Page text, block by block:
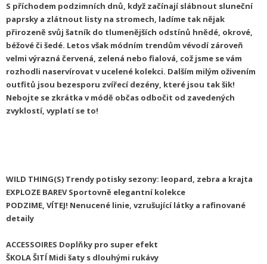
S příchodem podzimních dnů, když začínají slábnout sluneční
paprsky a zlátnout listy na stromech, ladíme tak nějak
přirozeně svůj šatník do tlumenějších odstínů hnědé, okrové,
béžové či šedé. Letos však módním trendům vévodí zároveň
velmi výrazná červená, zelená nebo fialová, což jsme se vám
rozhodli naservírovat v ucelené kolekci. Dalším milým oživením
outfitů jsou bezesporu zvířecí dezény, které jsou tak šik!
Nebojte se zkrátka v módě občas odbočit od zavedených
zvyklostí, vyplatí se to!
WILD THING(S) Trendy potisky sezony: leopard, zebra a krajta
EXPLOZE BAREV Sportovně elegantní kolekce
PODZIME, VÍTEJ! Nenucené linie, vzrušující látky a rafinované
detaily
ACCESSOIRES Doplňky pro super efekt
ŠKOLA ŠITÍ Midi šaty s dlouhými rukávy